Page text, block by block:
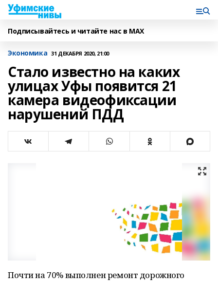
Подписывайтесь и читайте нас в MAX
Экономика 31 ДЕКАБРЯ 2020, 21:00
Стало известно на каких
улицах Уфы появится 21
камера видеофиксации
нарушений ПДД
Почти на 70% выполнен ремонт дорожного